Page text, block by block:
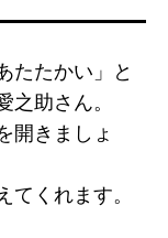
たたかい」と
之助さん。
開きましょ
てくれます。